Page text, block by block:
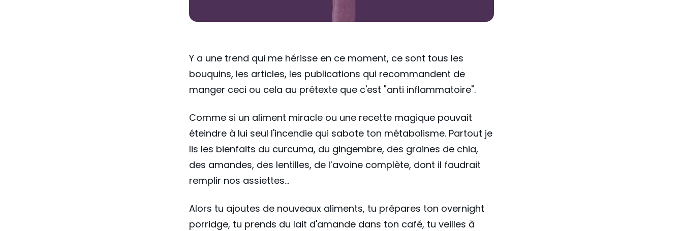
Y a une trend qui me hérisse en ce moment, ce sont tous les
bouquins, les articles, les publications qui recommandent de
manger ceci ou cela au prétexte que c'est "anti inflammatoire".
Comme si un aliment miracle ou une recette magique pouvait
éteindre à lui seul l'incendie qui sabote ton métabolisme. Partout je
lis les bienfaits du curcuma, du gingembre, des graines de chia,
des amandes, des lentilles, de l’avoine complète, dont il faudrait
remplir nos assiettes…
Alors tu ajoutes de nouveaux aliments, tu prépares ton overnight
porridge, tu prends du lait d'amande dans ton café, tu veilles à